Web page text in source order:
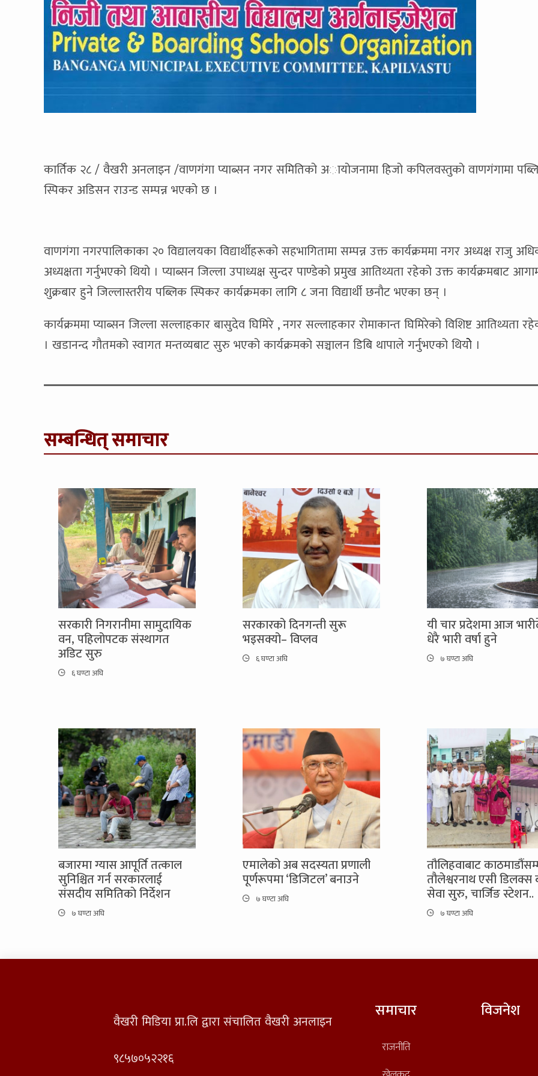
कार्तिक २८ / वैखरी अनलाइन /वाणगंगा प्याब्सन नगर समितिको अायोजनामा हिजो कपिलवस्तुको वाणगंगामा
स्पिकर अडिसन राउन्ड सम्पन्न भएको छ ।
वाणगंगा नगरपालिकाका २० विद्यालयका विद्यार्थीहरूको सहभागितामा सम्पन्न उक्त कार्यक्रममा नगर अध्यक्ष राजु
अध्यक्षता गर्नुभएको थियो । प्याब्सन जिल्ला उपाध्यक्ष सुन्दर पाण्डेको प्रमुख आतिथ्यता रहेको उक्त कार्यक्रमबाट
शुक्रबार हुने जिल्लास्तरीय पब्लिक स्पिकर कार्यक्रमका लागि ८ जना विद्यार्थी छनौट भएका छन् ।
कार्यक्रममा प्याब्सन जिल्ला सल्लाहकार बासुदेव घिमिरे , नगर सल्लाहकार रोमाकान्त घिमिरेको विशिष्ट आतिथ्यता
। खडानन्द गौतमको स्वागत मन्तव्यबाट सुरु भएको कार्यक्रमको सञ्चालन डिबि थापाले गर्नुभएको थियोे ।
सम्बन्धित् समाचार
सरकारी निगरानीमा सामुदायिक
वन, पहिलोपटक संस्थागत
अडिट सुरु
६ घण्टा अघि
सरकारको दिनगन्ती सुरू
भइसक्यो– विप्लव
६ घण्टा अघि
यी चार प्रदेशमा आज
धेरै भारी वर्षा हुने
७ घण्टा अघि
बजारमा ग्यास आपूर्ति तत्काल
सुनिश्चित गर्न सरकारलाई
संसदीय समितिकाे निर्देशन
७ घण्टा अघि
एमालेको अब सदस्यता प्रणाली
पूर्णरूपमा ‘डिजिटल’ बनाउने
७ घण्टा अघि
तौलिहवाबाट
तौलेश्वरनाथ एसी
सेवा सुरु, चार्जिङ स्टेशन..
७ घण्टा अघि
वैखरी मिडिया प्रा.लि द्वारा संचालित वैखरी अनलाइन
९८५७०५२२१६
समाचार
राजनीति
विजनेश